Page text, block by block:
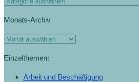
Monats-Archiv
Einzelthemen:
Arbeit und Beschäftigung